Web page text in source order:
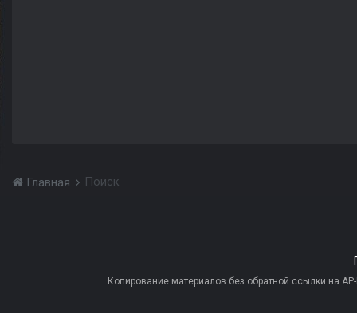
Главная Поиск
Копирование материалов без обратной ссылки на